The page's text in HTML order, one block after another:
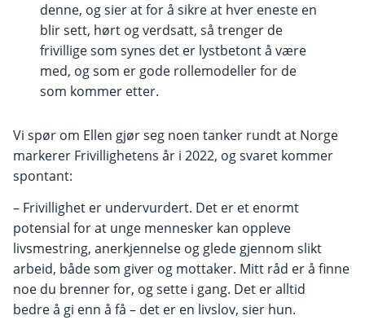
denne, og sier at for å sikre at hver eneste en
blir sett, hørt og verdsatt, så trenger de
frivillige som synes det er lystbetont å være
med, og som er gode rollemodeller for de
som kommer etter.
Vi spør om Ellen gjør seg noen tanker rundt at Norge
markerer Frivillighetens år i 2022, og svaret kommer
spontant:
– Frivillighet er undervurdert. Det er et enormt
potensial for at unge mennesker kan oppleve
livsmestring, anerkjennelse og glede gjennom slikt
arbeid, både som giver og mottaker. Mitt råd er å finne
noe du brenner for, og sette i gang. Det er alltid
bedre å gi enn å få – det er en livslov, sier hun.